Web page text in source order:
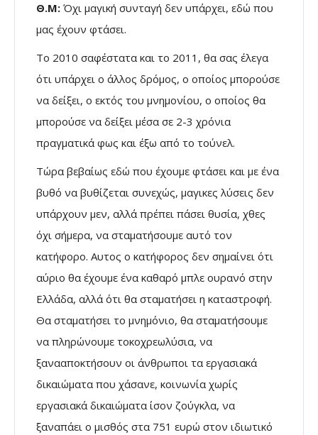
Θ.Μ: Όχι μαγική συνταγή δεν υπάρχει, εδώ που
μας έχουν φτάσει.
Το 2010 σαφέστατα και το 2011, θα σας έλεγα
ότι υπάρχει ο άλλος δρόμος, ο οποίος μπορούσε
να δείξει, ο εκτός του μνημονίου, ο οποίος θα
μπορούσε να δείξει μέσα σε 2-3 χρόνια
πραγματικά φως και έξω από το τούνελ.
Τώρα βεβαίως εδώ που έχουμε φτάσει και με ένα
βυθό να βυθίζεται συνεχώς, μαγικες λύσεις δεν
υπάρχουν μεν, αλλά πρέπει πάσει θυσία, χθες
όχι σήμερα, να σταματήσουμε αυτό τον
κατήφορο. Αυτος ο κατήφορος δεν σημαίνει ότι
αύριο θα έχουμε ένα καθαρό μπλε ουρανό στην
Ελλάδα, αλλά ότι θα σταματήσει η καταστροφή.
Θα σταματήσει το μνημόνιο, θα σταματήσουμε
να πληρώνουμε τοκοχρεωλύσια, να
ξανααποκτήσουν οι άνθρωποι τα εργασιακά
δικαιώματα που χάσανε, κοινωνία χωρίς
εργασιακά δικαιώματα ίσον ζούγκλα, να
ξαναπάει ο μισθός στα 751 ευρώ στον ιδιωτικό